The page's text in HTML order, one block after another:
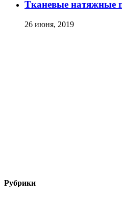
Тканевые натяжные
26 июня, 2019
Рубрики